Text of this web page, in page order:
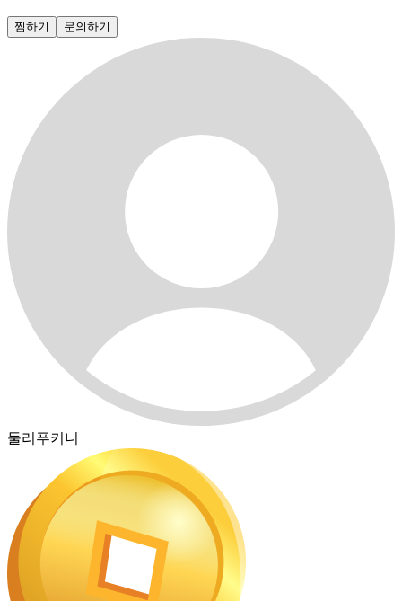
찜하기 문의하기
둘리푸키니